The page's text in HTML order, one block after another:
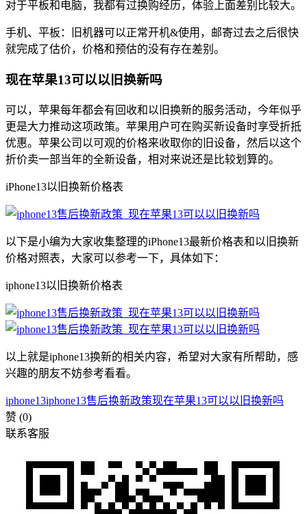
对于平板和电脑，我都有过换购经历，体验上面差别比较大。
手机、平板：旧机器可以正常开机&使用，邮寄过去之后很快
就完成了估价，价格和预估的没有存在差别。
现在苹果13可以以旧换新吗
可以，苹果每年都会有回收和以旧换新的服务活动，今年似乎
更是大力推动这项政策。苹果用户可在购买新设备时享受折抵
优惠。苹果公司以可观的价格来收取你的旧设备，然后以这个
折价卖一部当年的全新设备，相对来说还是比较划算的。
iPhone13以旧换新价格表
以下是小编为大家收集整理的iPhone13最新价格表和以旧换新
价格对照表，大家可以参考一下，具体如下：
iphone13以旧换新价格表
以上就是iphone13换新的相关内容，希望对大家有所帮助，感
兴趣的朋友不妨参考看看。
iphone13iphone13售后换新政策现在苹果13可以以旧换新吗
赞 (0)
联系客服